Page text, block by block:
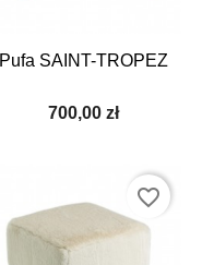
Pufa SAINT-TROPEZ
700,00 zł
favorite_border